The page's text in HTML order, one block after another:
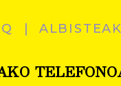
ALBISTEAK